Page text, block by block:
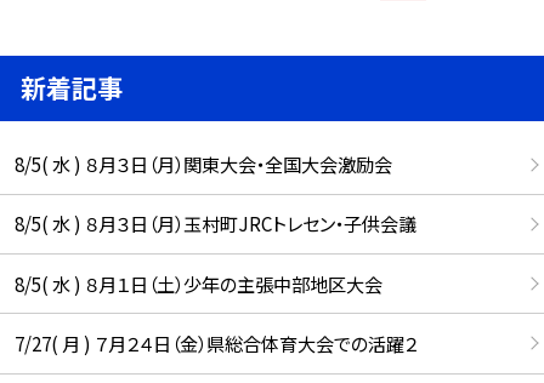
新着記事
8/5( 水 ) ８月３日（月）関東大会・全国大会激励会
8/5( 水 ) ８月３日（月）玉村町JRCトレセン・子供会議
8/5( 水 ) ８月１日（土）少年の主張中部地区大会
7/27( 月 ) ７月２４日（金）県総合体育大会での活躍２